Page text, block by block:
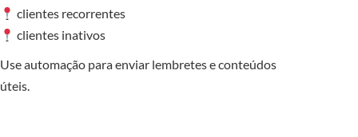
clientes recorrentes
clientes inativos
Use automação para enviar lembretes e conteúdos
úteis.